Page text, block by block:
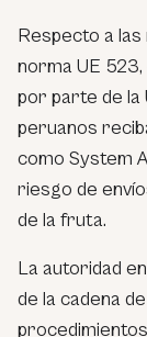
Respecto a
norma UE
por parte de la
peruanos
como System
riesgo de
de la fruta.
La autoridad
de la cadena